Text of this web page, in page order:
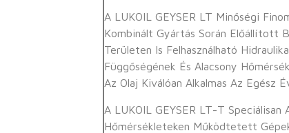
A LUKOIL GEYSER LT Minőségi
Kombinált Gyártás Során Előállított
Területen Is Felhasználható
Függőségének És Alacsony
Az Olaj Kiválóan Alkalmas Az Egész
A LUKOIL GEYSER LT-T
Hőmérsékleteken Működtetett